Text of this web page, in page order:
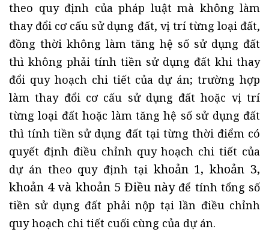
theo quy định của pháp luật mà không làm
thay đổi cơ cấu sử dụng đất, vị trí từng loại đất,
đồng thời không làm tăng hệ số sử dụng đất
thì không phải tính tiền sử dụng đất khi thay
đổi quy hoạch chi tiết của dự án; trường hợp
làm thay đổi cơ cấu sử dụng đất hoặc vị trí
từng loại đất hoặc làm tăng hệ số sử dụng đất
thì tính tiền sử dụng đất tại từng thời điểm có
quyết định điều chỉnh quy hoạch chi tiết của
dự án theo quy định tại khoản 1, khoản 3,
khoản 4 và khoản 5 Điều nàyđể tính tổng số
tiền sử dụng đất phải nộp tại lần điều chỉnh
quy hoạch chi tiết cuối cùng của dự án.